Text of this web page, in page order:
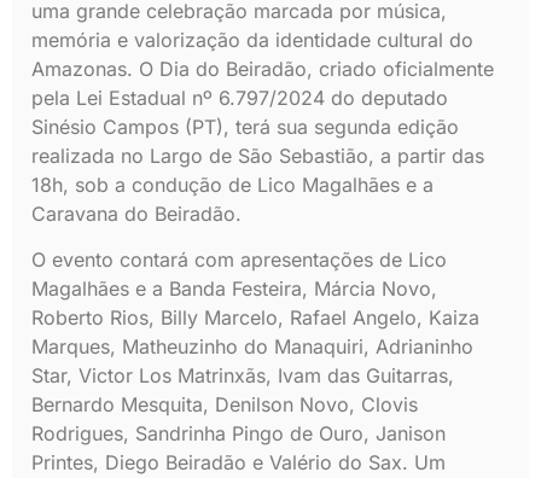
uma grande celebração marcada por música,
memória e valorização da identidade cultural do
Amazonas. O Dia do Beiradão, criado oficialmente
pela Lei Estadual nº 6.797/2024 do deputado
Sinésio Campos (PT), terá sua segunda edição
realizada no Largo de São Sebastião, a partir das
18h, sob a condução de Lico Magalhães e a
Caravana do Beiradão.
O evento contará com apresentações de Lico
Magalhães e a Banda Festeira, Márcia Novo,
Roberto Rios, Billy Marcelo, Rafael Angelo, Kaiza
Marques, Matheuzinho do Manaquiri, Adrianinho
Star, Victor Los Matrinxãs, Ivam das Guitarras,
Bernardo Mesquita, Denilson Novo, Clovis
Rodrigues, Sandrinha Pingo de Ouro, Janison
Printes, Diego Beiradão e Valério do Sax. Um